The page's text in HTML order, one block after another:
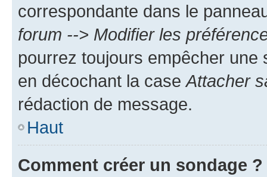
correspondante dans le
forum --> Modifier les
pourrez toujours empêcher une
en décochant la case Attacher
rédaction de message.
Haut
Comment créer un sondage ?